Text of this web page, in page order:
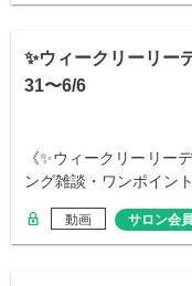
✨ウィークリーリー
31〜6/6
《✨ウィークリーリー
ング雑談・ワンポイン
動画 サロン会